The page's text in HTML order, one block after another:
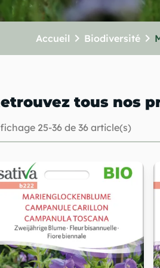
Accueil chevron_right Biodiversitéchevron_right
tous nos
25-36 de 36 article(s)